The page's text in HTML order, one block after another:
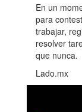
En un
para
trabajar,
resolver
que nunca.
Lado.mx